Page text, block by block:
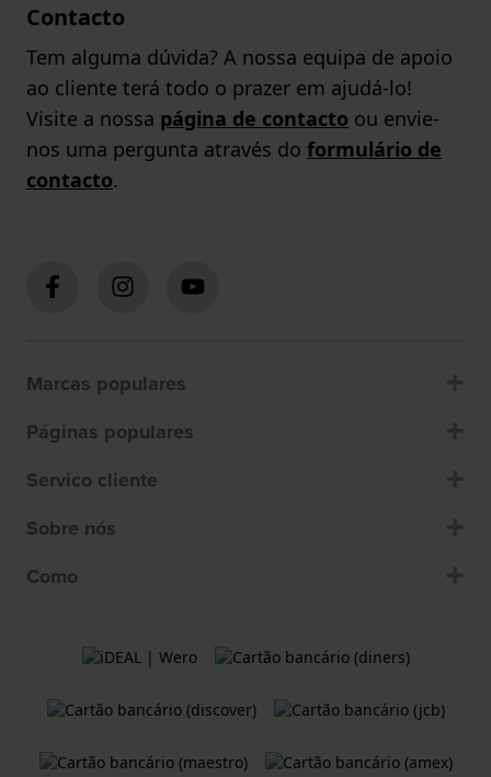
Contacto
Tem alguma dúvida? A nossa equipa de apoio
ao cliente terá todo o prazer em ajudá-lo!
Visite a nossa página de contacto ou envie-
nos uma pergunta através do formulário de
contacto.
Marcas populares
Páginas populares
Servico cliente
Sobre nós
Como